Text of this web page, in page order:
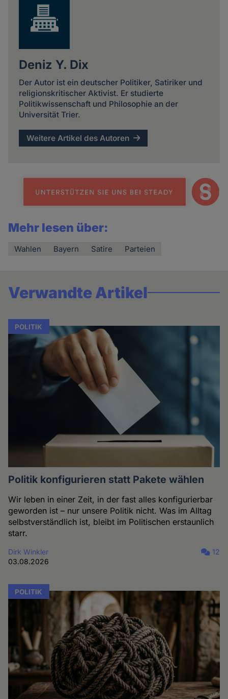
Deniz Y. Dix
Der Autor ist ein deutscher Politiker, Satiriker und
religionskritischer Aktivist. Er studierte
Politikwissenschaft und Philosophie an der
Universität Trier.
Weitere Artikel des Autoren
Mehr lesen über:
Wahlen Bayern Satire Parteien
Verwandte Artikel
POLITIK
Politik konfigurieren statt Pakete wählen
Wir leben in einer Zeit, in der fast alles konfigurierbar
geworden ist – nur unsere Politik nicht. Was im Alltag
selbstverständlich ist, bleibt im Politischen erstaunlich
starr.
Dirk Winkler
03.08.2026
12
POLITIK